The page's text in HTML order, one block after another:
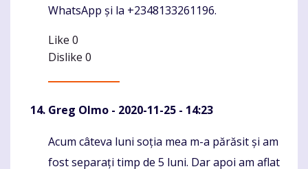
WhatsApp și la +2348133261196.
Like 0
Dislike 0
Greg Olmo - 2020-11-25 - 14:23
Komentaras
Acum câteva luni soția mea m-a părăsit și am
fost separați timp de 5 luni. Dar apoi am aflat